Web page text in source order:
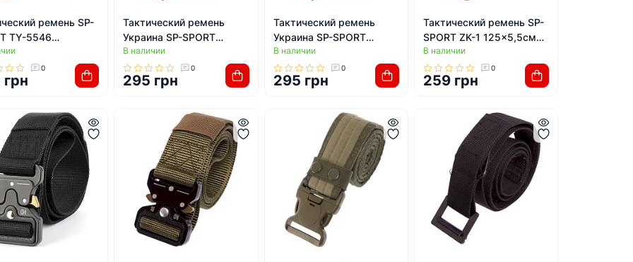
ремень SP-
TY-5546
(Хаки)
0
Тактический ремень
Украина SP-SPORT
Tactical Belt TY-6663
120x3,5см (Черный)
В наличии
0
295 грн
Тактический ремень
Украина SP-SPORT
Tactical Belt TY-6663
120x3,5см (Хаки)
В наличии
0
295 грн
Тактический ремень SP-
SPORT ZK-1 125x5,5см
(Камуфляж Woodland)
В наличии
0
259 грн